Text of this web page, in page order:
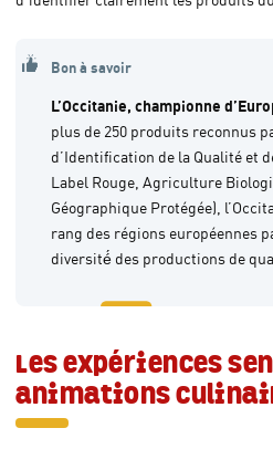
Bon à savoir
L’Occitanie, championne
plus de 250 produits reconnus
d’Identification de la Qualité et
Label Rouge, Agriculture
Géographique Protégée),
rang des régions européennes
diversité́ des productions de
Les expériences
animations